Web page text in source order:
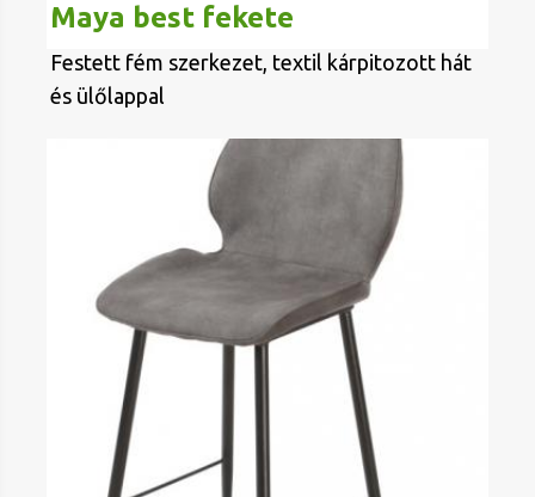
Maya best fekete
Festett fém szerkezet, textil kárpitozott hát
és ülőlappal